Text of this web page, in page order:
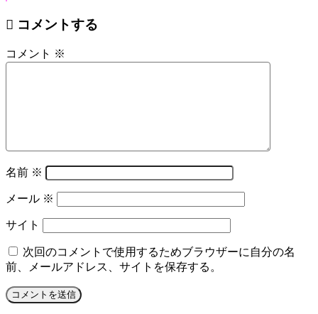
コメントする
コメント ※
名前 ※
メール ※
サイト
次回のコメントで使用するためブラウザーに自分の名
前、メールアドレス、サイトを保存する。